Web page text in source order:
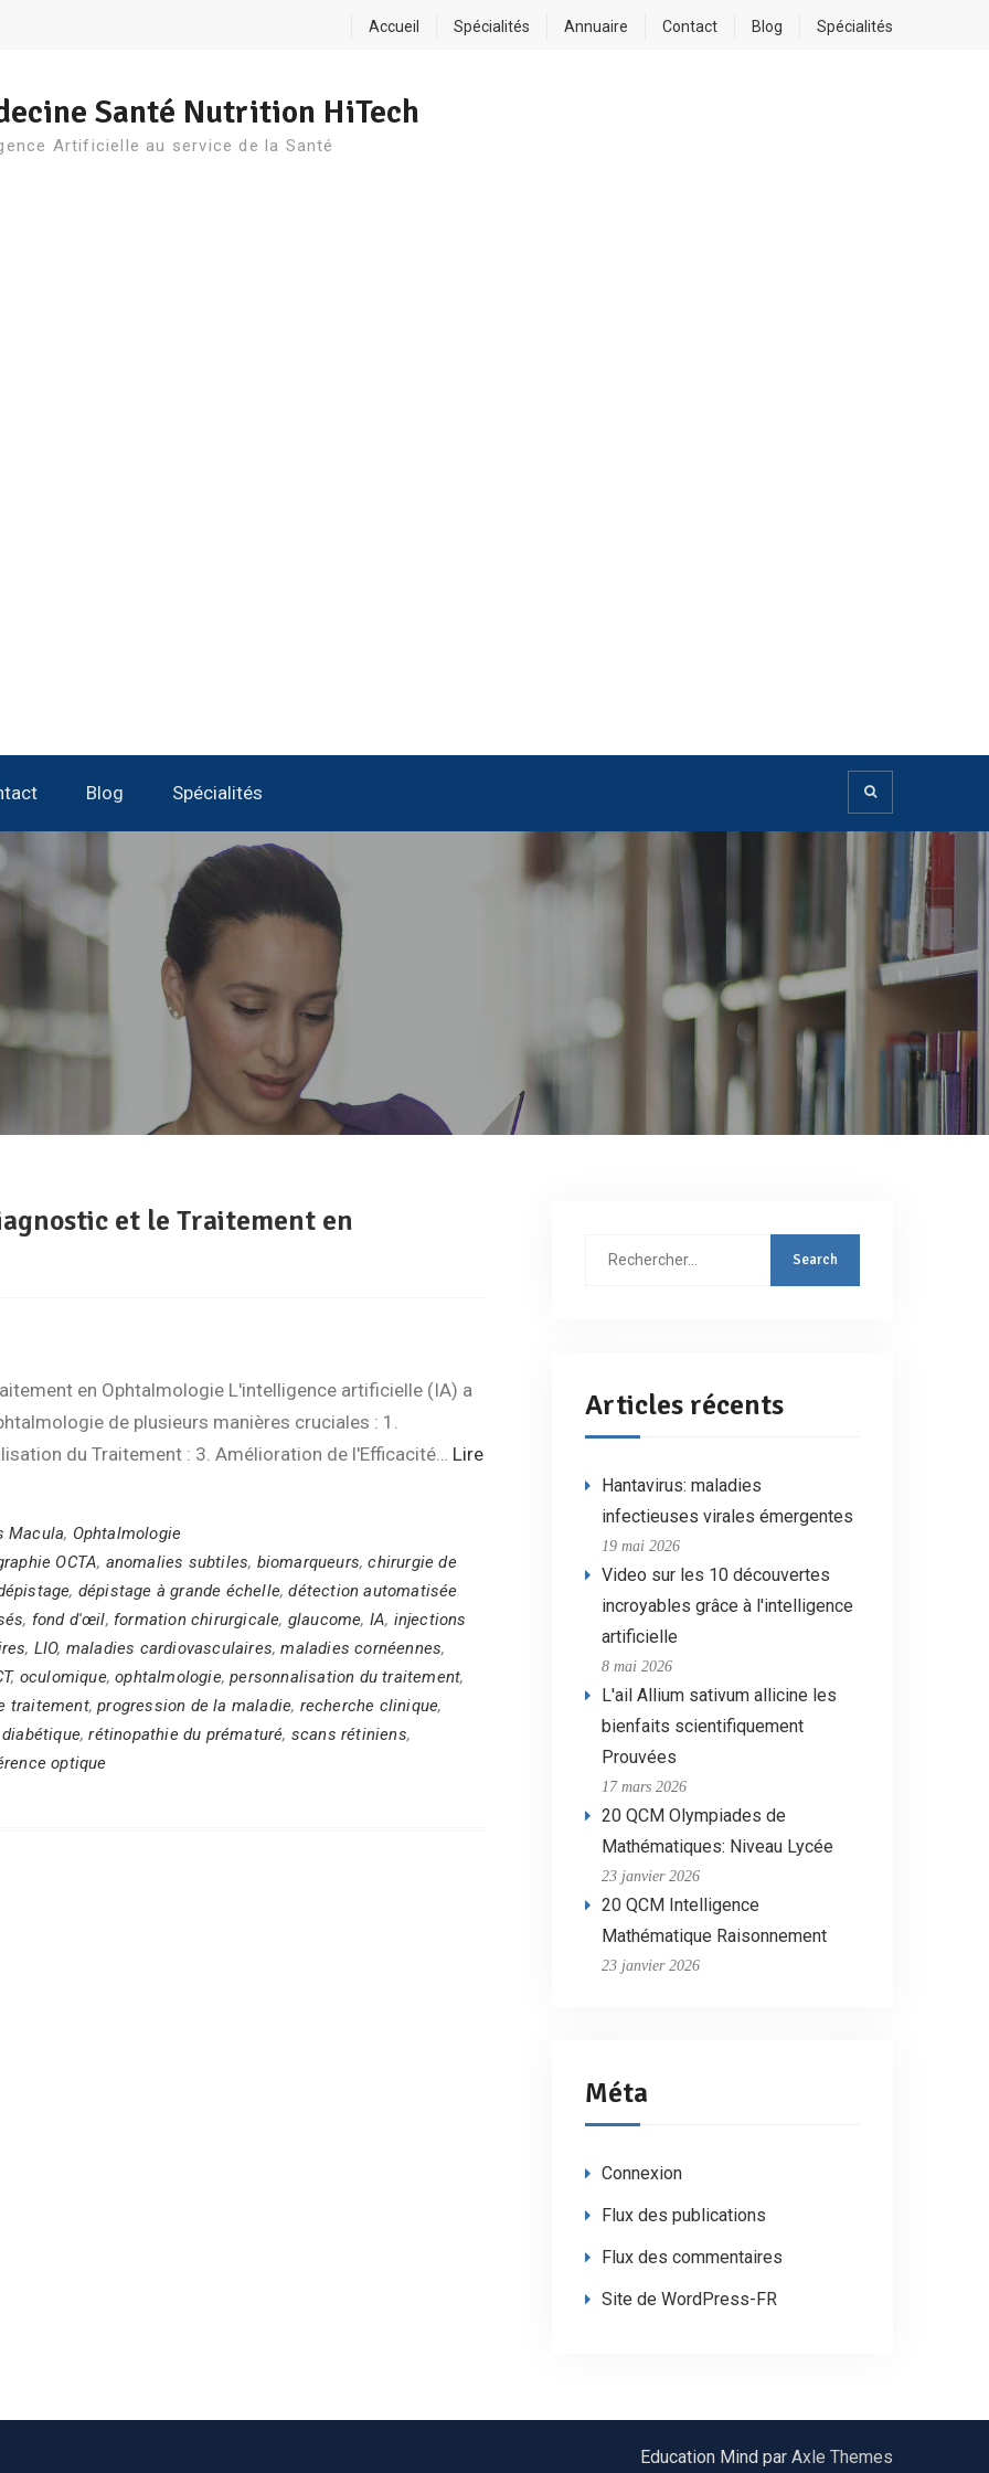
Accueil Spécialités Annuaire Contact Blog Spécialités
Santé Nutrition HiTech
Artificielle au service de la Santé
Blog Spécialités
et le Traitement en
en Ophtalmologie L'intelligence artificielle (IA) a
de plusieurs manières cruciales : 1.
du Traitement : 3. Amélioration de l'Efficacité… Lire
Macula, Ophtalmologie
OCTA, anomalies subtiles, biomarqueurs,chirurgie de
, dépistage à grande échelle,détection automatisée
, fond d'œil, formation chirurgicale, glaucome, IA, injections
, LIO, maladies cardiovasculaires,maladies cornéennes,
, oculomique,ophtalmologie,personnalisation du traitement,
traitement,progression de la maladie, recherche clinique,
,rétinopathie du prématuré, scans rétiniens,
optique
Rechercher
Articles récents
Hantavirus: maladies
infectieuses virales émergentes
19 mai 2026
Video sur les 10 découvertes
incroyables grâce à l'intelligence
artificielle
8 mai 2026
L'ail Allium sativum allicine les
bienfaits scientifiquement
Prouvées
17 mars 2026
20 QCM Olympiades de
Mathématiques: Niveau Lycée
23 janvier 2026
20 QCM Intelligence
Mathématique Raisonnement
23 janvier 2026
Méta
Connexion
Flux des publications
Flux des commentaires
Site de WordPress-FR
Education Mind par Axle Themes